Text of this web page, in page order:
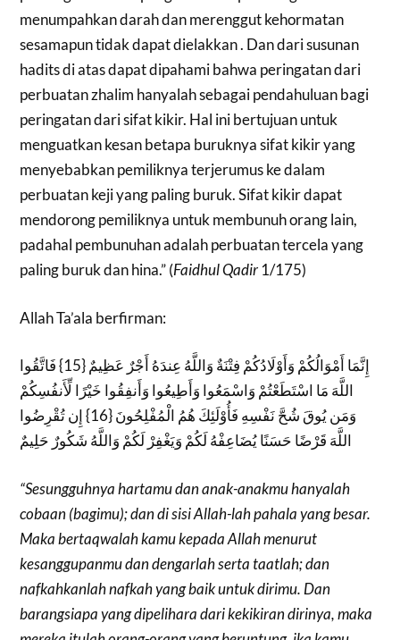
menumpahkan darah dan merenggut kehormatan
sesamapun tidak dapat dielakkan . Dan dari susunan
hadits di atas dapat dipahami bahwa peringatan dari
perbuatan zhalim hanyalah sebagai pendahuluan bagi
peringatan dari sifat kikir. Hal ini bertujuan untuk
menguatkan kesan betapa buruknya sifat kikir yang
menyebabkan pemiliknya terjerumus ke dalam
perbuatan keji yang paling buruk. Sifat kikir dapat
mendorong pemiliknya untuk membunuh orang lain,
padahal pembunuhan adalah perbuatan tercela yang
paling buruk dan hina.” (Faidhul Qadir 1/175)
Allah Ta’ala berfirman:
إِنَّمَا أَمْوَالُكُمْ وَأَوْلَادُكُمْ فِتْنَةٌ وَاللَّهُ عِندَهُ أَجْرٌ عَظِيمٌ {15} فَاتَّقُوا
اللَّهَ مَا اسْتَطَعْتُمْ وَاسْمَعُوا وَأَطِيعُوا وَأَنفِقُوا خَيْرًا لِّأَنفُسِكُمْ
وَمَن يُوقَ شُحَّ نَفْسِهِ فَأُوْلَئِكَ هُمُ الْمُفْلِحُونَ {16} إِن تُقْرِضُوا
اللَّهَ قَرْضًا حَسَنًا يُضَاعِفْهُ لَكُمْ وَيَغْفِرْ لَكُمْ وَاللَّهُ شَكُورٌ حَلِيمٌ
“Sesungguhnya hartamu dan anak-anakmu hanyalah
cobaan (bagimu); dan di sisi Allah-lah pahala yang besar.
Maka bertaqwalah kamu kepada Allah menurut
kesanggupanmu dan dengarlah serta taatlah; dan
nafkahkanlah nafkah yang baik untuk dirimu. Dan
barangsiapa yang dipelihara dari kekikiran dirinya, maka